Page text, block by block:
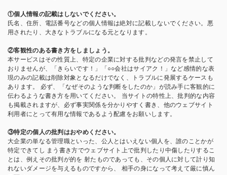
①個人情報の記載はしないでください。
氏名、住所、電話番号などの個人情報は絶対に記載しないでください。悪
用されたり、大きなトラブルになる元となります。
②客観性のある書き方をしましょう。
本サービスはその性質上、特定の企業に対する批判などの発言を禁止して
おりませんが、「きらいです！」「○○会社はサイアク！」など感情的な表
現のみの記載は削除対象となるだけでなく、トラブルに発展するケースも
あります。 必ず、「なぜそのような判断をしたのか」が読み手に客観的に
伝わるような書き方を用いてください。 当サイトの特性上、批判的な内容
も掲載されますが、必ず事実関係を分かりやすく書き、他のウェブサイト
利用者にとって有用な情報であるよう配慮をお願いします。
③特定の個人の批判はおやめください。
大企業の単なる管理職といった、公人とはいえない個人を、誰のことかが
特定できてし まう書き方でウェブサイト上で批判したり中傷したりするこ
とは、例えその批判が的を 射たものであっても、その個人に対して計り知
れないダメージを与えるものですから、 相手の身になって考えて厳に慎ん